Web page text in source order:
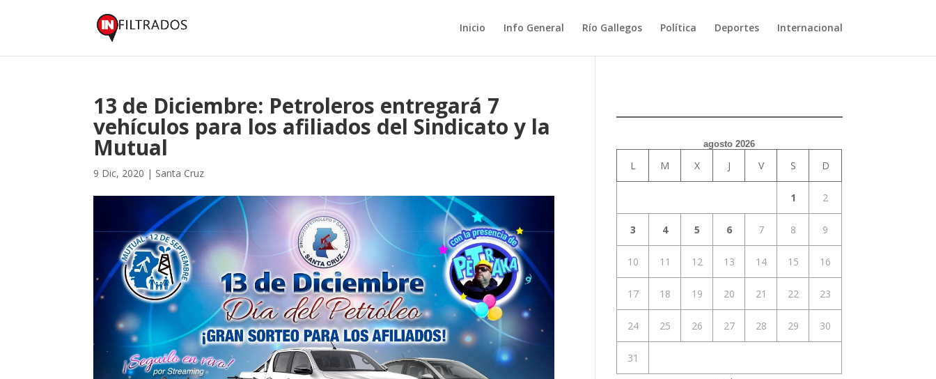
Inicio Info General Río Gallegos Política Deportes Internacional
13 de Diciembre: Petroleros entregará 7
vehículos para los afiliados del Sindicato y la
Mutual
9 Dic, 2020 | Santa Cruz
agosto 2026
L M X J V S D
1 2
3 4 5 6 7 8 9
10 11 12 13 14 15 16
17 18 19 20 21 22 23
24 25 26 27 28 29 30
31